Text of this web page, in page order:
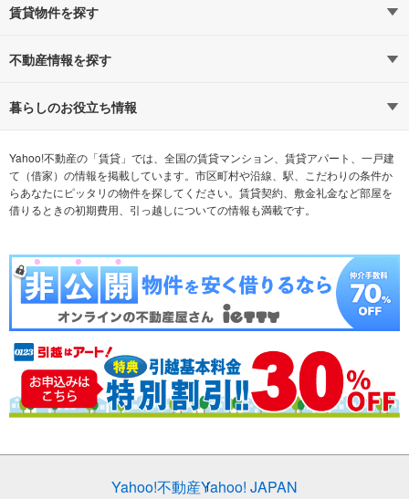
賃貸物件を探す
路線・駅から探す
通勤時間から探す
不動産会社から探す 希望の条件から探す
テーマから探す ランキングから探す
不動産情報を探す
不動産・住宅
新築マンション 中古マンション
新築一戸建て 中古一戸建て
注文住宅 土地
売却査定
暮らしのお役立ち情報
マンションカタログ 教えて！住まいの先生
Yahoo!不動産の「賃貸」では、全国の賃貸マンション、賃貸アパート、一戸建
て（借家）の情報を掲載しています。市区町村や沿線、駅、こだわりの条件か
らあなたにピッタリの物件を探してください。賃貸契約、敷金礼金など部屋を
借りるときの初期費用、引っ越しについての情報も満載です。
Yahoo!不動産Yahoo! JAPAN